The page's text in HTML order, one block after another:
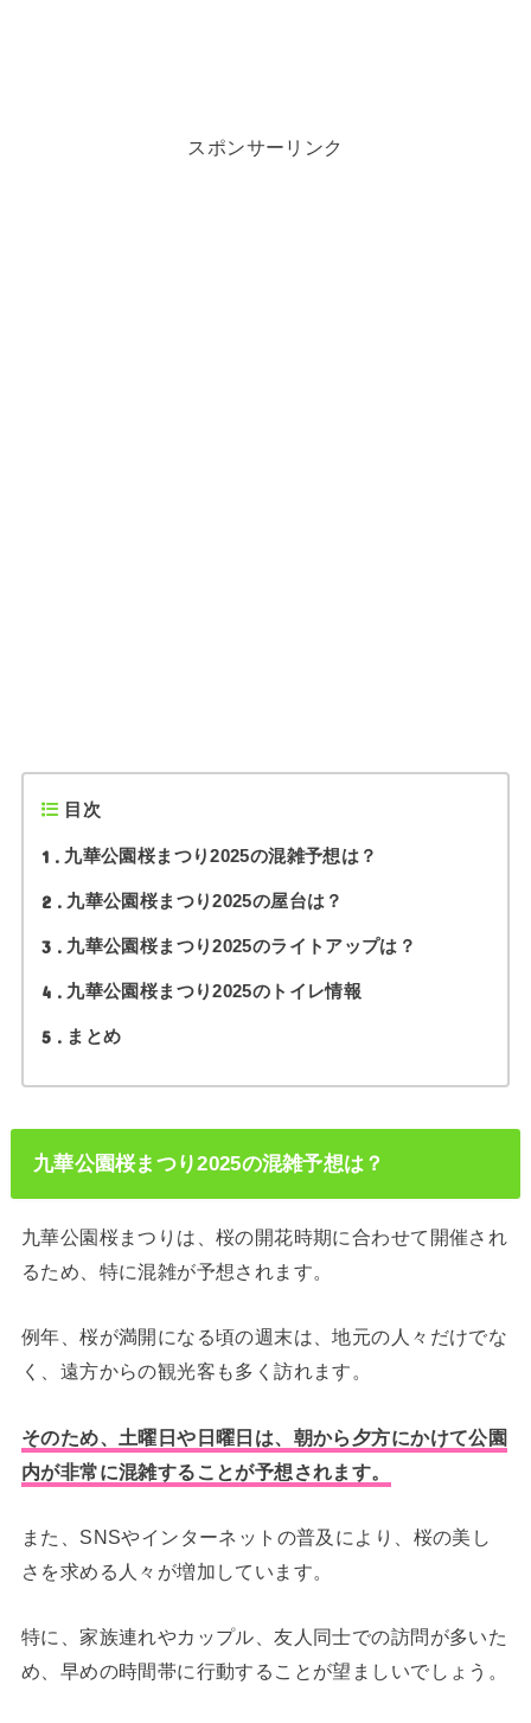
スポンサーリンク
目次
1 九華公園桜まつり2025の混雑予想は？
2 九華公園桜まつり2025の屋台は？
3 九華公園桜まつり2025のライトアップは？
4 九華公園桜まつり2025のトイレ情報
5 まとめ
九華公園桜まつり2025の混雑予想は？
九華公園桜まつりは、桜の開花時期に合わせて開催され
るため、特に混雑が予想されます。
例年、桜が満開になる頃の週末は、地元の人々だけでな
く、遠方からの観光客も多く訪れます。
そのため、土曜日や日曜日は、朝から夕方にかけて公園
内が非常に混雑することが予想されます。
また、SNSやインターネットの普及により、桜の美し
さを求める人々が増加しています。
特に、家族連れやカップル、友人同士での訪問が多いた
め、早めの時間帯に行動することが望ましいでしょう。